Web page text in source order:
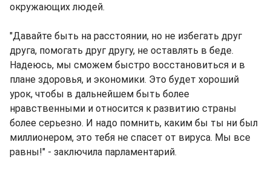
окружающих людей.
"Давайте быть на расстоянии, но не избегать друг
друга, помогать друг другу, не оставлять в беде.
Надеюсь, мы сможем быстро восстановиться и в
плане здоровья, и экономики. Это будет хороший
урок, чтобы в дальнейшем быть более
нравственными и относится к развитию страны
более серьезно. И надо помнить, каким бы ты ни был
миллионером, это тебя не спасет от вируса. Мы все
равны!" - заключила парламентарий.